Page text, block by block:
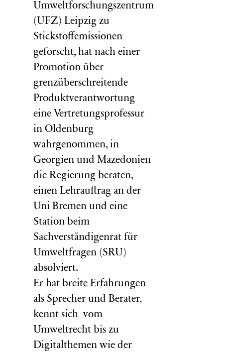
Umweltforschungszentrum
(UFZ) Leipzig zu
Stickstoffemissionen
geforscht, hat nach einer
Promotion über
grenzüberschreitende
Produktverantwortung
eine Vertretungsprofessur
in Oldenburg
wahrgenommen, in
Georgien und Mazedonien
die Regierung beraten,
einen Lehrauftrag an der
Uni Bremen und eine
Station beim
Sachverständigenrat für
Umweltfragen (SRU )
absolviert.
Er hat breite Erfahrungen
als Sprecher und Berater,
kennt sich vom
Umweltrecht bis zu
Digitalthemen wie der